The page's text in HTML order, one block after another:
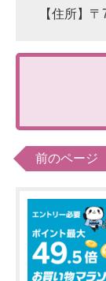
【住所】
前のページ